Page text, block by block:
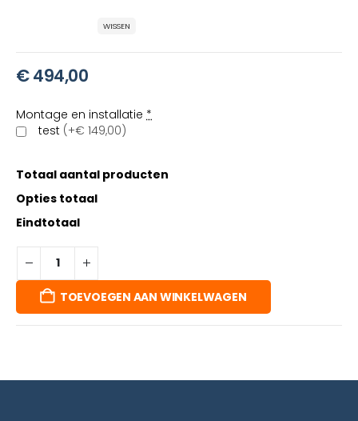
WISSEN
€494,00
Montage en installatie *
test (+€ 149,00)
Totaal aantal producten
Opties totaal
Eindtotaal
TOEVOEGEN AAN WINKELWAGEN